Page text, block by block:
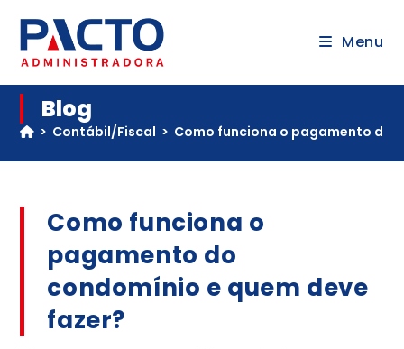
Menu
Blog
> Contábil/Fiscal > Como funciona o pagamento do
Como funciona o
pagamento do
condomínio e quem deve
fazer?